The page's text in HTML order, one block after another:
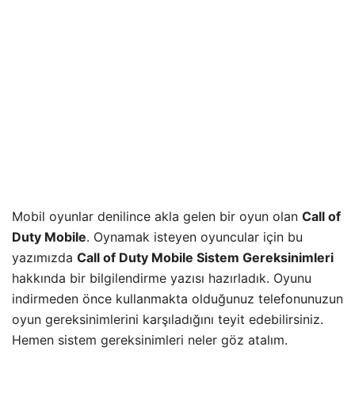
Mobil oyunlar denilince akla gelen bir oyun olan Call of
Duty Mobile. Oynamak isteyen oyuncular için bu
yazımızda Call of Duty Mobile Sistem Gereksinimleri
hakkında bir bilgilendirme yazısı hazırladık. Oyunu
indirmeden önce kullanmakta olduğunuz telefonunuzun
oyun gereksinimlerini karşıladığını teyit edebilirsiniz.
Hemen sistem gereksinimleri neler göz atalım.